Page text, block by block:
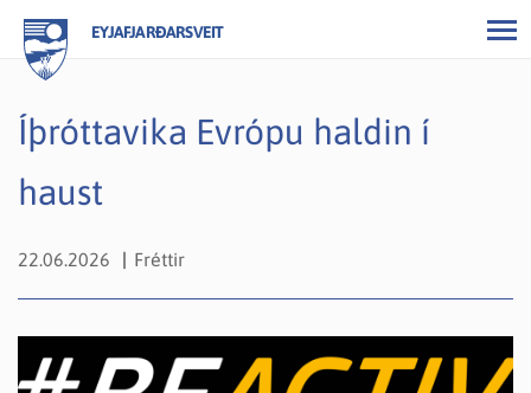
EYJAFJARÐARSVEIT
Íþróttavika Evrópu haldin í
haust
22.06.2026 Fréttir